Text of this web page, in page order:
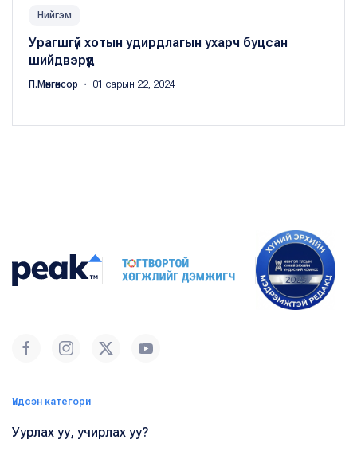
Нийгэм
Урагшгүй хотын удирдлагын ухарч буцсан
шийдвэрүүд
П.Мөнгөнсор ・ 01 сарын 22, 2024
Үндсэн категори
Уурлах уу, учирлах уу?